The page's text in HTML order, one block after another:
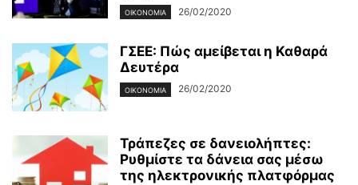
ΟΙΚΟΝΟΜΊΑ 26/02/2020
ΓΣΕΕ: Πώς αμείβεται η Καθαρά
Δευτέρα
ΟΙΚΟΝΟΜΊΑ 26/02/2020
Τράπεζες σε δανειολήπτες:
Ρυθμίστε τα δάνεια σας μέσω
της ηλεκτρονικής πλατφόρμας